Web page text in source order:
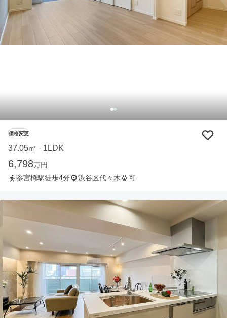
価格変更
37.05㎡ ・ 1LDK
6,798万円
参宮橋駅徒歩4分
渋谷区代々木 可